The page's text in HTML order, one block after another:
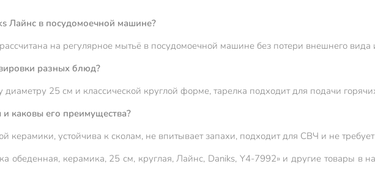
Лайнс в посудомоечной машине?
на регулярное мытьё в посудомоечной машине без потери внешнего вида
разных блюд?
25 см и классической круглой форме, тарелка подходит для подачи
и каковы его преимущества?
керамики, устойчива к сколам, не впитывает запахи, подходит для СВЧ и не
обеденная, керамика, 25 см, круглая, Лайнс, Daniks, Y4-7992» и другие товары